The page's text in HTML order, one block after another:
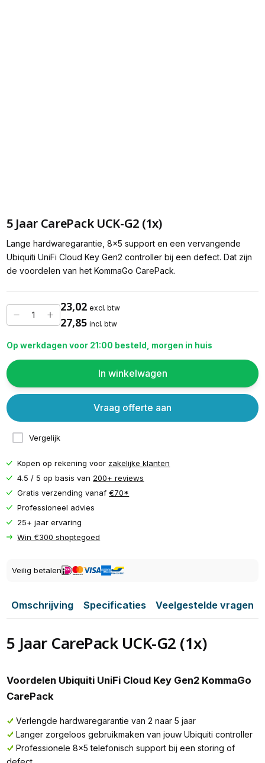
5 Jaar CarePack UCK-G2 (1x)
Lange hardwaregarantie, 8x5 support en een vervangende
Ubiquiti UniFi Cloud Key Gen2 controller bij een defect. Dat zijn
de voordelen van het KommaGo CarePack.
23,02 excl. btw
27,85 incl. btw
Op werkdagen voor 21:00 besteld, morgen in huis
In winkelwagen
Vergelijk
Vraag offerte aan
Kopen op rekening voor zakelijke klanten
4.5 / 5 op basis van 200+ reviews
Gratis verzending vanaf€70*
Professioneel advies
25+ jaar ervaring
Win €300 shoptegoed
Veilig betalen
Omschrijving Specificaties Veelgestelde vragen
5 Jaar CarePack UCK-G2 (1x)
Voordelen Ubiquiti UniFi Cloud Key Gen2 KommaGo
CarePack
Verlengde hardwaregarantie van 2 naar 5 jaar
Langer zorgeloos gebruikmaken van jouw Ubiquiti controller
Professionele 8x5 telefonisch support bij een storing of